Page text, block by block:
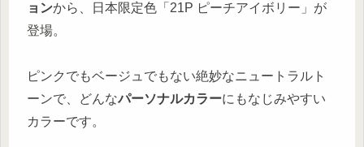
ョンから、日本限定色「21P ピーチアイボリー」が
登場。
ピンクでもベージュでもない絶妙なニュートラルト
ーンで、どんなパーソナルカラーにもなじみやすい
カラーです。